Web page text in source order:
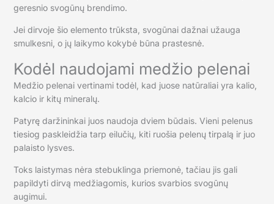
geresnio svogūnų brendimo.
Jei dirvoje šio elemento trūksta, svogūnai dažnai užauga
smulkesni, o jų laikymo kokybė būna prastesnė.
Kodėl naudojami medžio pelenai
Medžio pelenai vertinami todėl, kad juose natūraliai yra kalio,
kalcio ir kitų mineralų.
Patyrę daržininkai juos naudoja dviem būdais. Vieni pelenus
tiesiog paskleidžia tarp eilučių, kiti ruošia pelenų tirpalą ir juo
palaisto lysves.
Toks laistymas nėra stebuklinga priemonė, tačiau jis gali
papildyti dirvą medžiagomis, kurios svarbios svogūnų
augimui.